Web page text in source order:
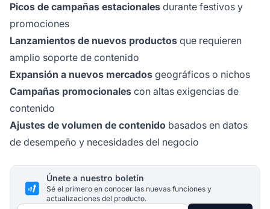
Picos de campañas estacionales durante festivos y
promociones
Lanzamientos de nuevos productos que requieren
amplio soporte de contenido
Expansión a nuevos mercados geográficos o nichos
Campañas promocionales con altas exigencias de
contenido
Ajustes de volumen de contenido basados en datos
de desempeño y necesidades del negocio
Únete a nuestro boletín
Sé el primero en conocer las nuevas funciones y
actualizaciones del producto.